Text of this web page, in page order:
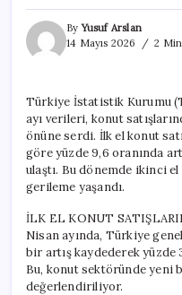
ByYusuf Arslan
14 Mayıs 2026
2
Türkiye İstatistik Kurumu
ayı verileri, konut
önüne serdi. İlk el konut
göre yüzde 9,6 oranında
ulaştı. Bu dönemde ikinci el
gerileme yaşandı.
İLK EL KONUT
Nisan ayında, Türkiye
bir artış kaydederek yüzde
Bu, konut sektöründe
değerlendiriliyor.